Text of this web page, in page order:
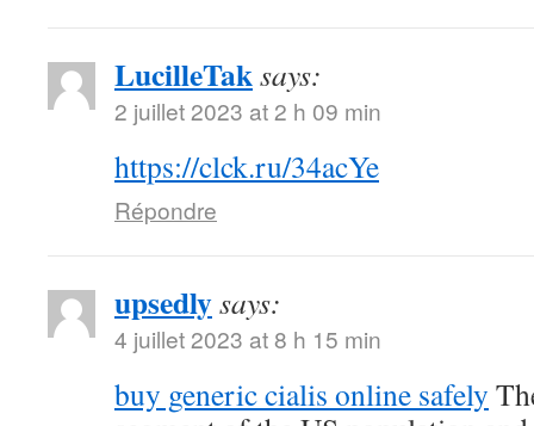
LucilleTaksays:
2 juillet 2023 at 2 h 09 min
https://clck.ru/34acYe
Répondre
upsedlysays:
4 juillet 2023 at 8 h 15 min
buy generic cialis online safely